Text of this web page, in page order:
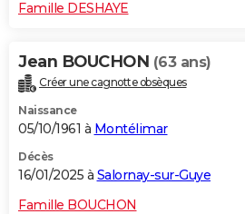
Famille DESHAYE
Jean BOUCHON (63 ans)
Créer une cagnotte obsèques
Naissance
05/10/1961 à Montélimar
Décès
16/01/2025 à Salornay-sur-Guye
Famille BOUCHON